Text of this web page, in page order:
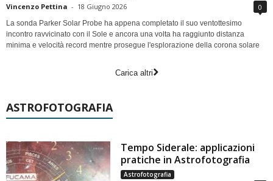
Vincenzo Pettina - 18 Giugno 2026 0
La sonda Parker Solar Probe ha appena completato il suo ventottesimo
incontro ravvicinato con il Sole e ancora una volta ha raggiunto distanza
minima e velocità record mentre prosegue l'esplorazione della corona solare
Carica altri
ASTROFOTOGRAFIA
Tempo Siderale: applicazioni
pratiche in Astrofotografia
Astrofotografia